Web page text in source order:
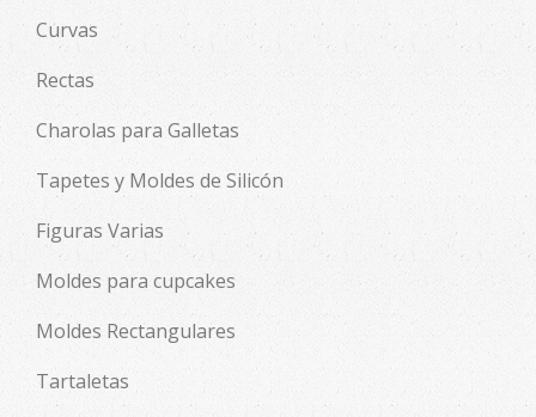
Curvas
Rectas
Charolas para Galletas
Tapetes y Moldes de Silicón
Figuras Varias
Moldes para cupcakes
Moldes Rectangulares
Tartaletas